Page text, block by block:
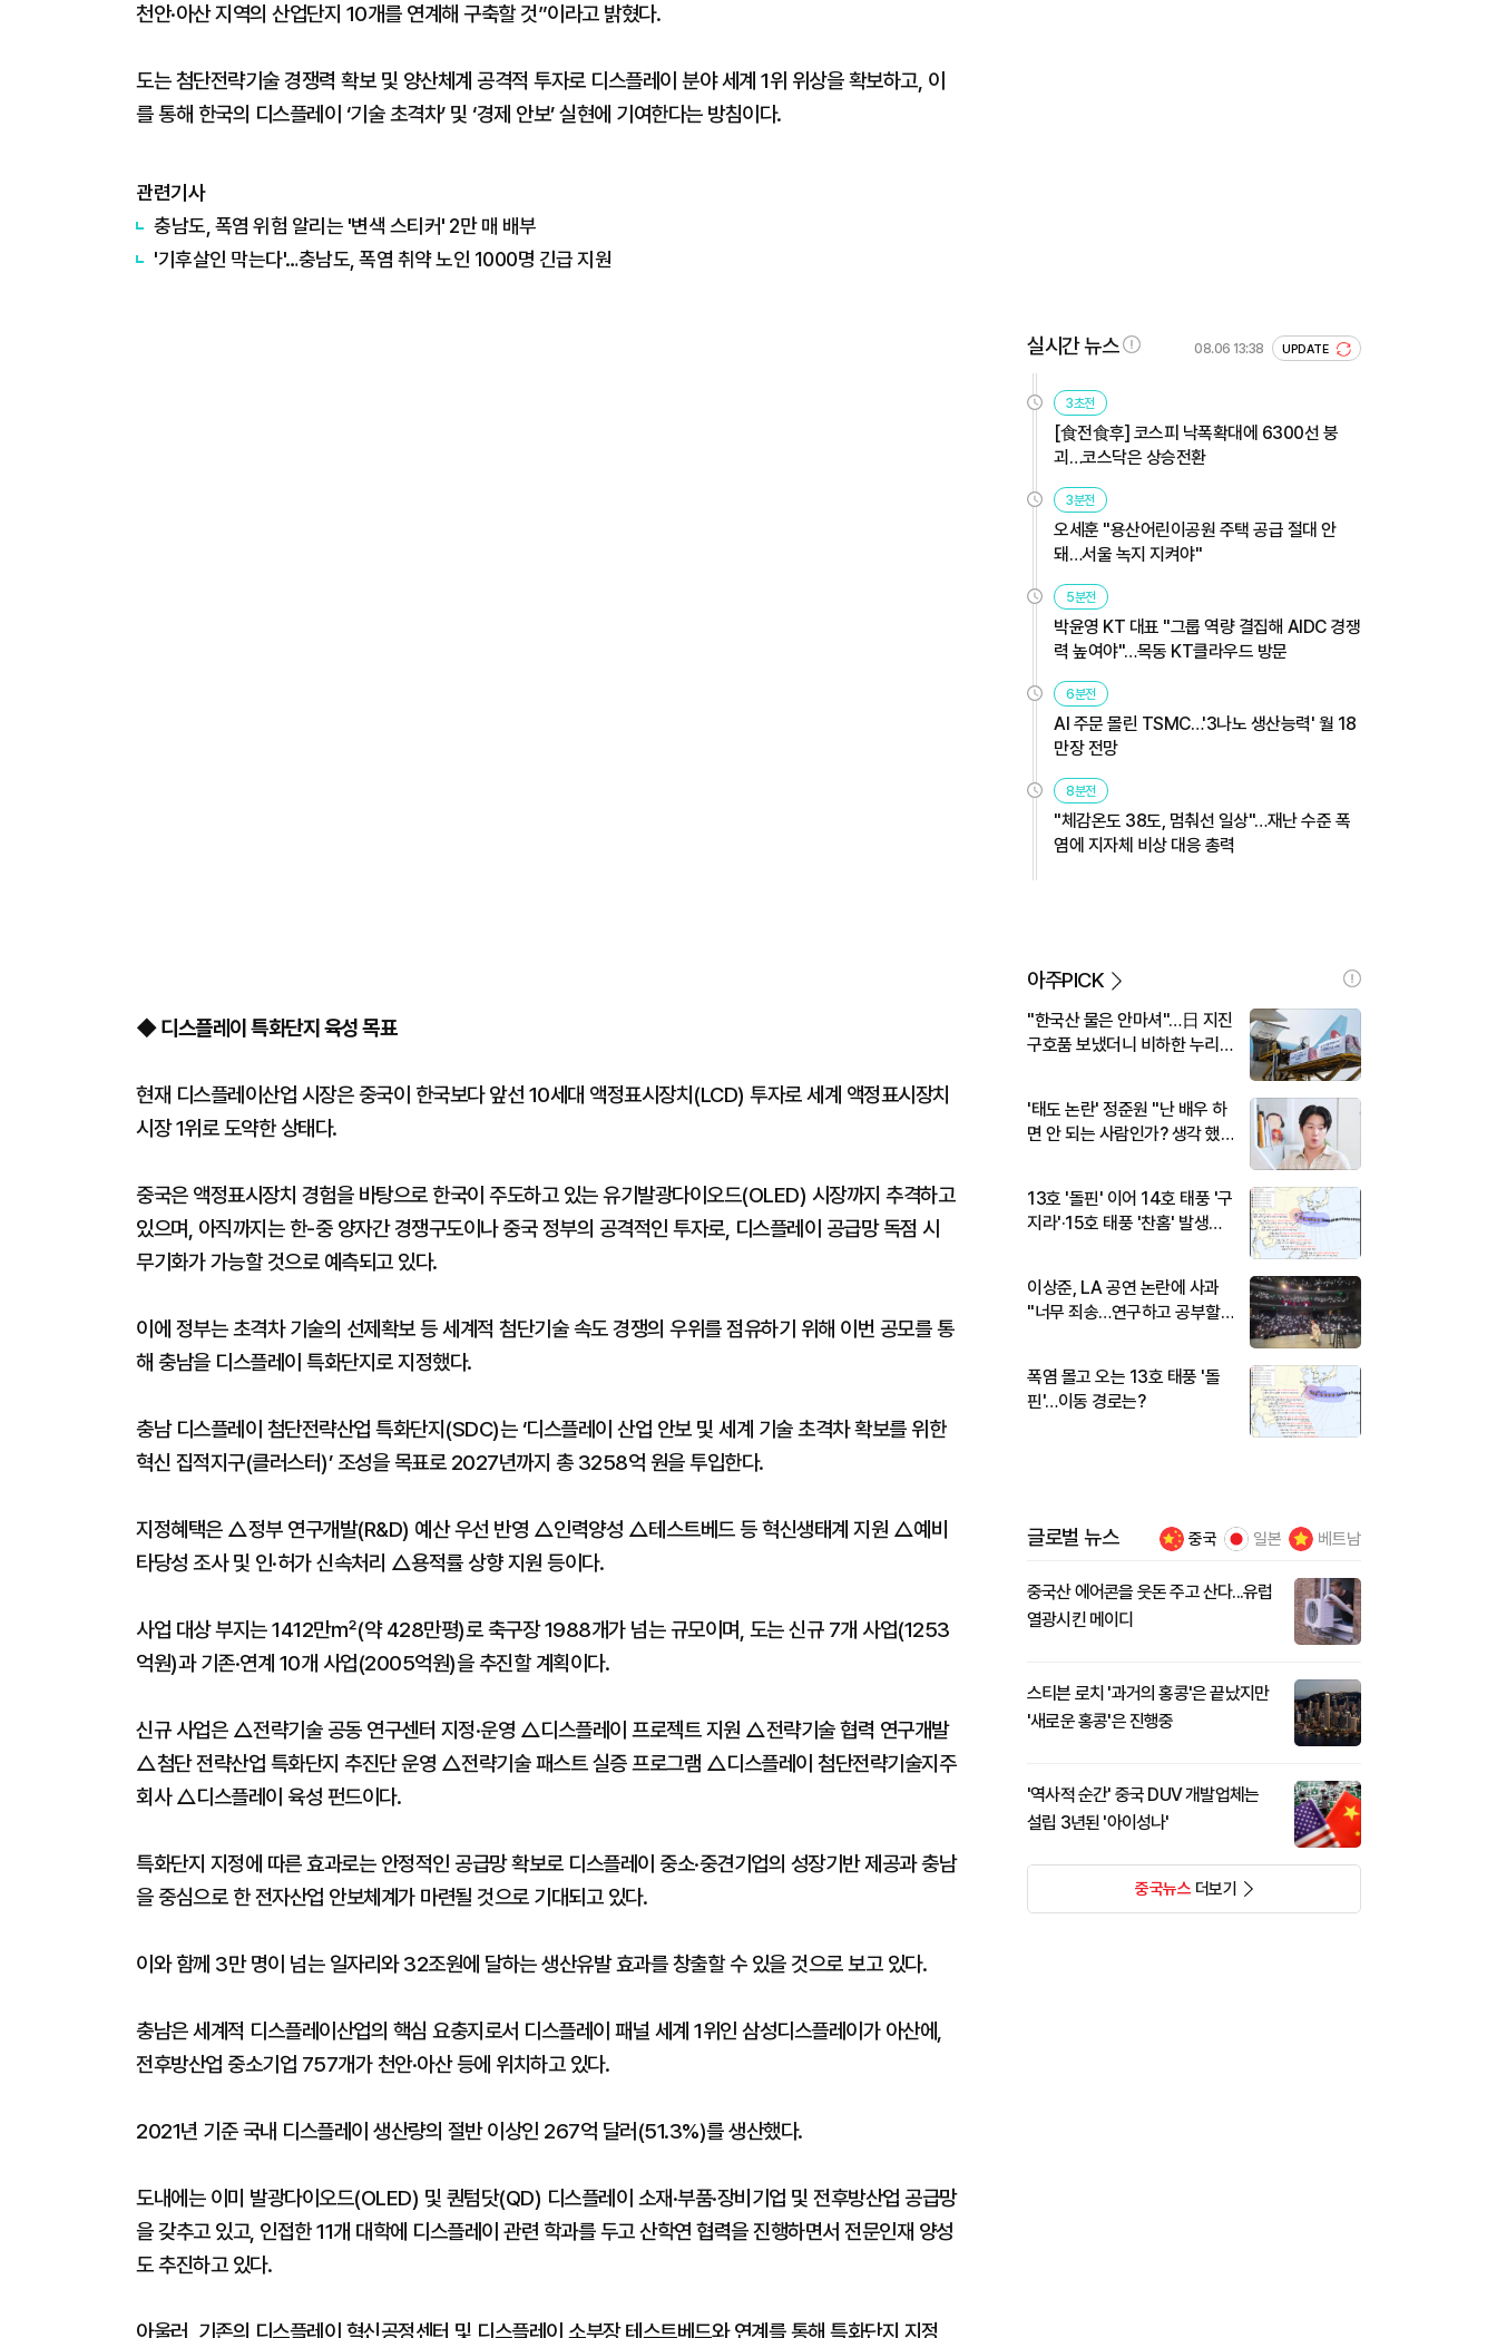
천안·아산 지역의 산업단지 10개를 연계해 구축할 것”이라고 밝혔다.
도는 첨단전략기술 경쟁력 확보 및 양산체계 공격적 투자로 디스플레이 분야 세계 1위 위상을 확보하고, 이
를 통해 한국의 디스플레이 ‘기술 초격차’ 및 ‘경제 안보’ 실현에 기여한다는 방침이다.
관련기사
충남도, 폭염 위험 알리는 '변색 스티커' 2만 매 배부
'기후살인 막는다'…충남도, 폭염 취약 노인 1000명 긴급 지원
◆ 디스플레이 특화단지 육성 목표
현재 디스플레이산업 시장은 중국이 한국보다 앞선 10세대 액정표시장치(LCD) 투자로 세계 액정표시장치
시장 1위로 도약한 상태다.
중국은 액정표시장치 경험을 바탕으로 한국이 주도하고 있는 유기발광다이오드(OLED) 시장까지 추격하고
있으며, 아직까지는 한-중 양자간 경쟁구도이나 중국 정부의 공격적인 투자로, 디스플레이 공급망 독점 시
무기화가 가능할 것으로 예측되고 있다.
이에 정부는 초격차 기술의 선제확보 등 세계적 첨단기술 속도 경쟁의 우위를 점유하기 위해 이번 공모를 통
해 충남을 디스플레이 특화단지로 지정했다.
충남 디스플레이 첨단전략산업 특화단지(SDC)는 ‘디스플레이 산업 안보 및 세계 기술 초격차 확보를 위한
혁신 집적지구(클러스터)’ 조성을 목표로 2027년까지 총 3258억 원을 투입한다.
지정혜택은 △정부 연구개발(R&D) 예산 우선 반영 △인력양성 △테스트베드 등 혁신생태계 지원 △예비
타당성 조사 및 인·허가 신속처리 △용적률 상향 지원 등이다.
사업 대상 부지는 1412만㎡(약 428만평)로 축구장 1988개가 넘는 규모이며, 도는 신규 7개 사업(1253
억원)과 기존·연계 10개 사업(2005억원)을 추진할 계획이다.
신규 사업은 △전략기술 공동 연구센터 지정·운영 △디스플레이 프로젝트 지원 △전략기술 협력 연구개발
△첨단 전략산업 특화단지 추진단 운영 △전략기술 패스트 실증 프로그램 △디스플레이 첨단전략기술지주
회사 △디스플레이 육성 펀드이다.
특화단지 지정에 따른 효과로는 안정적인 공급망 확보로 디스플레이 중소·중견기업의 성장기반 제공과 충남
을 중심으로 한 전자산업 안보체계가 마련될 것으로 기대되고 있다.
이와 함께 3만 명이 넘는 일자리와 32조원에 달하는 생산유발 효과를 창출할 수 있을 것으로 보고 있다.
충남은 세계적 디스플레이산업의 핵심 요충지로서 디스플레이 패널 세계 1위인 삼성디스플레이가 아산에,
전후방산업 중소기업 757개가 천안·아산 등에 위치하고 있다.
2021년 기준 국내 디스플레이 생산량의 절반 이상인 267억 달러(51.3%)를 생산했다.
도내에는 이미 발광다이오드(OLED) 및 퀀텀닷(QD) 디스플레이 소재·부품·장비기업 및 전후방산업 공급망
을 갖추고 있고, 인접한 11개 대학에 디스플레이 관련 학과를 두고 산학연 협력을 진행하면서 전문인재 양성
도 추진하고 있다.
아울러, 기존의 디스플레이 혁신공정센터 및 디스플레이 소부장 테스트베드와 연계를 통해 특화단지 지정
실시간 뉴스 08.06 13:38 UPDATE
3초전
[食전食후] 코스피 낙폭확대에 6300선 붕
괴…코스닥은 상승전환
3분전
오세훈 "용산어린이공원 주택 공급 절대 안
돼…서울 녹지 지켜야"
5분전
박윤영 KT 대표 "그룹 역량 결집해 AIDC 경쟁
력 높여야"…목동 KT클라우드 방문
6분전
AI 주문 몰린 TSMC…'3나노 생산능력' 월 18
만장 전망
8분전
"체감온도 38도, 멈춰선 일상"…재난 수준 폭
염에 지자체 비상 대응 총력
아주PICK
"한국산 물은 안마셔"…日 지진
구호품 보냈더니 비하한 누리
'태도 논란' 정준원 "난 배우 하
면 안 되는 사람인가? 생각 했
13호 '돌핀' 이어 14호 태풍 '구
지라'·15호 태풍 '찬홈' 발생…
이상준, LA 공연 논란에 사과
"너무 죄송…연구하고 공부할
폭염 몰고 오는 13호 태풍 '돌
핀'…이동 경로는?
글로벌 뉴스 중국 일본 베트남
중국산 에어콘을 웃돈 주고 산다...유럽
열광시킨 메이디
스티븐 로치 '과거의 홍콩'은 끝났지만
'새로운 홍콩'은 진행중
'역사적 순간' 중국 DUV 개발업체는
설립 3년된 '아이성나'
중국뉴스더보기